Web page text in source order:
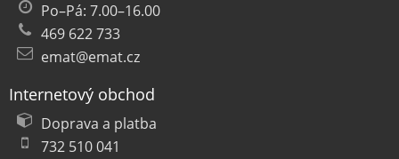
Po–Pá: 7.00–16.00
469 622 733
emat@emat.cz
Internetový obchod
Doprava a platba
732 510 041